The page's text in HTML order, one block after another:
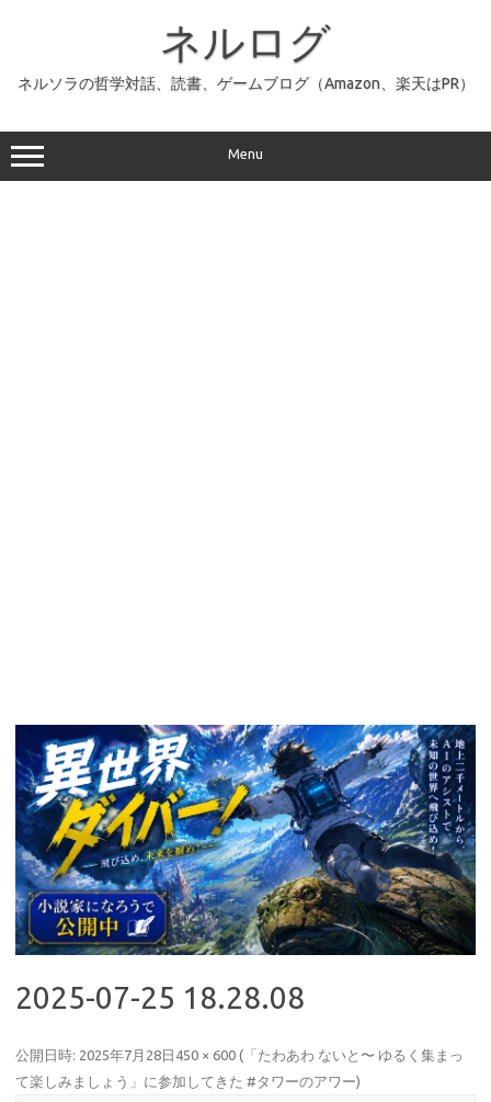
ッ
プ
ネルログ
ネルソラの哲学対話、読書、ゲームブログ（Amazon、楽天はPR）
Menu
2025-07-25 18.28.08
公開日時: 2025年7月28日 450 × 600 ( 「たわあわ ないと〜 ゆるく集まっ
て楽しみましょう」に参加してきた #タワーのアワー)